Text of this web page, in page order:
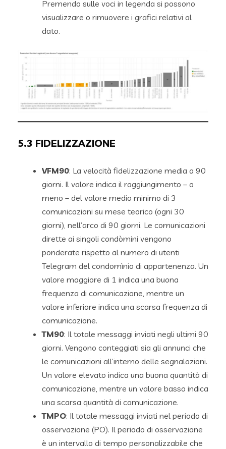
Premendo sulle voci in legenda si possono
visualizzare o rimuovere i grafici relativi al
dato.
5.3 FIDELIZZAZIONE
VFM90: La velocità fidelizzazione media a 90
giorni. Il valore indica il raggiungimento – o
meno – del valore medio minimo di 3
comunicazioni su mese teorico (ogni 30
giorni), nell’arco di 90 giorni. Le comunicazioni
dirette ai singoli condòmini vengono
ponderate rispetto al numero di utenti
Telegram del condomìnio di appartenenza. Un
valore maggiore di 1 indica una buona
frequenza di comunicazione, mentre un
valore inferiore indica una scarsa frequenza di
comunicazione.
TM90: Il totale messaggi inviati negli ultimi 90
giorni. Vengono conteggiati sia gli annunci che
le comunicazioni all’interno delle segnalazioni.
Un valore elevato indica una buona quantità di
comunicazione, mentre un valore basso indica
una scarsa quantità di comunicazione.
TMPO: Il totale messaggi inviati nel periodo di
osservazione (PO). Il periodo di osservazione
è un intervallo di tempo personalizzabile che